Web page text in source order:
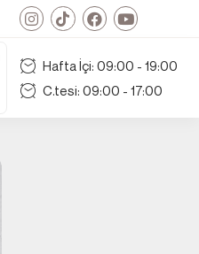
Hafta İçi: 09:00 - 19:00
C.tesi: 09:00 - 17:00